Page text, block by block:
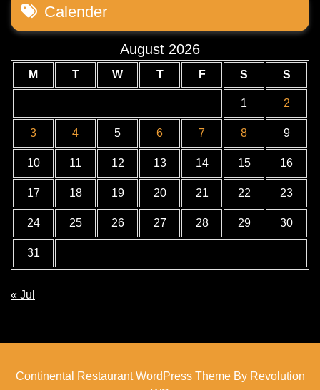
Calender
August 2026
M T W T F S S
1 2
3 4 5 6 7 8 9
10 11 12 13 14 15 16
17 18 19 20 21 22 23
24 25 26 27 28 29 30
31
« Jul
Continental Restaurant WordPress Theme By Revolution